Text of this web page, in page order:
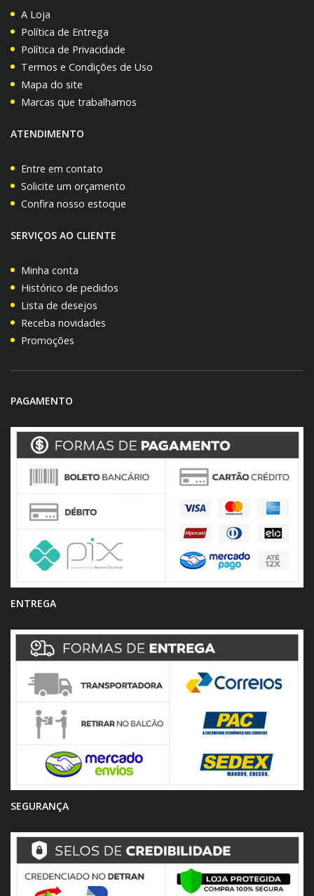
A Loja
Política de Entrega
Política de Privacidade
Termos e Condições de Uso
Mapa do site
Marcas que trabalhamos
ATENDIMENTO
Entre em contato
Solicite um orçamento
Confira nosso estoque
SERVIÇOS AO CLIENTE
Minha conta
Histórico de pedidos
Lista de desejos
Receba novidades
Promoções
PAGAMENTO
ENTREGA
SEGURANÇA